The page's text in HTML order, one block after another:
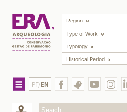
Region
Type of Work
Typology
Historical Period
PT/EN